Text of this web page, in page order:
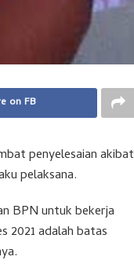
on FB
penyelesaian akibat
pelaksana.
BPN untuk bekerja
2021 adalah batas